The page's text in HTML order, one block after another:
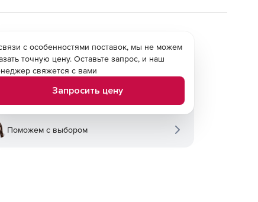
с особенностями поставок, мы не можем
точную цену. Оставьте запрос, и наш
свяжется с вами
Запросить цену
Поможем с выбором